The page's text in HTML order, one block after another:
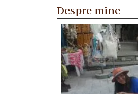
Despre mine